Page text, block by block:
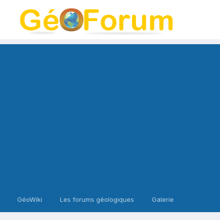
GéoWiki Les forums géologiques Galerie